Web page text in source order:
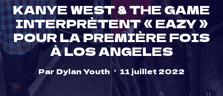
KANYE WEST & THE GAME
INTERPRÈTENT « EAZY »
POUR LA PREMIÈRE FOIS
À LOS ANGELES
Par Dylan Youth 11 juillet 2022